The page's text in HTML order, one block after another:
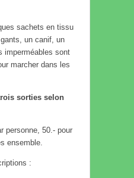
sachets en tissu
un canif, un
imperméables sont
marcher dans les
sorties selon
personne, 50.- pour
ensemble.
: